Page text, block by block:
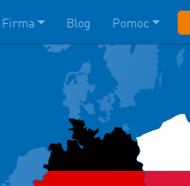
Firma Blog Pomoc